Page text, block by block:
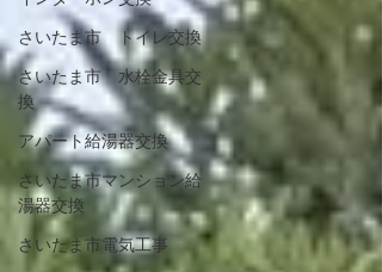
さいたま市 トイレ交換
さいたま市 水栓金具交
換
アパート給湯器交換
さいたま市マンション給
湯器交換
さいたま市電気工事